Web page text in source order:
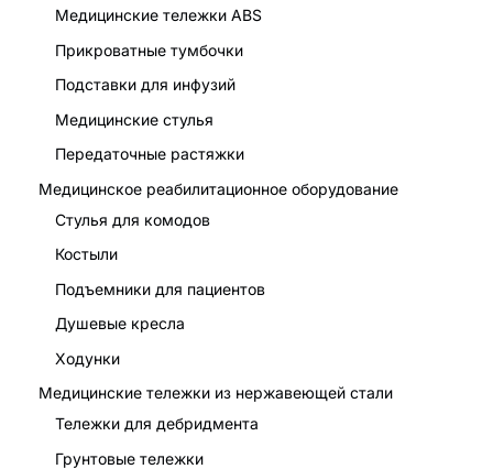
Медицинские тележки ABS
Прикроватные тумбочки
Подставки для инфузий
Медицинские стулья
Передаточные растяжки
Медицинское реабилитационное оборудование
Стулья для комодов
Костыли
Подъемники для пациентов
Душевые кресла
Ходунки
Медицинские тележки из нержавеющей стали
Тележки для дебридмента
Грунтовые тележки